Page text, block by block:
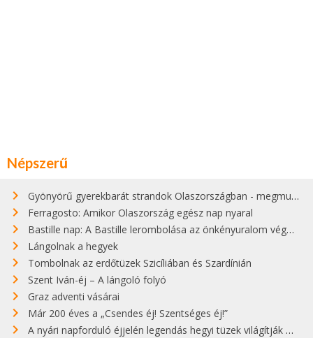
Népszerű
Gyönyörű gyerekbarát strandok Olaszországban - megmutatjuk a 15 legjobbat
Ferragosto: Amikor Olaszország egész nap nyaral
Bastille nap: A Bastille lerombolása az önkényuralom végét jelentette
Lángolnak a hegyek
Tombolnak az erdőtüzek Szicíliában és Szardínián
Szent Iván-éj – A lángoló folyó
Graz adventi vásárai
Már 200 éves a „Csendes éj! Szentséges éj!”
A nyári napforduló éjjelén legendás hegyi tüzek világítják meg Zugspitzét